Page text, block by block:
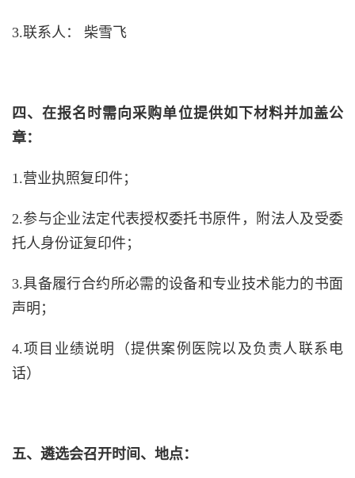
3.联系人： 柴雪飞
四、在报名时需向采购单位提供如下材料并加盖公
章：
1.营业执照复印件；
2.参与企业法定代表授权委托书原件，附法人及受委
托人身份证复印件；
3.具备履行合约所必需的设备和专业技术能力的书面
声明；
4.项目业绩说明（提供案例医院以及负责人联系电
话）
五、遴选会召开时间、地点：